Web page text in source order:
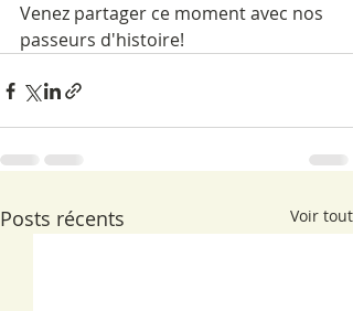
Venez partager ce moment avec nos
passeurs d'histoire!
Posts récents Voir tout